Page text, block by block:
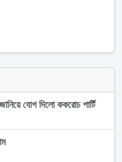
যোগ দিলো ককরোচ পার্টি